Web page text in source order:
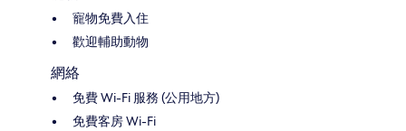
寵物免費入住
歡迎輔助動物
網絡
免費 Wi-Fi 服務 (公用地方)
免費客房 Wi-Fi